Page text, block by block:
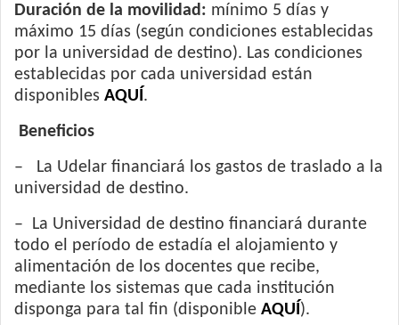
Duración de la movilidad: mínimo 5 días y
máximo 15 días (según condiciones establecidas
por la universidad de destino). Las condiciones
establecidas por cada universidad están
disponibles AQUÍ.
Beneficios
– La Udelar financiará los gastos de traslado a la
universidad de destino.
– La Universidad de destino financiará durante
todo el período de estadía el alojamiento y
alimentación de los docentes que recibe,
mediante los sistemas que cada institución
disponga para tal fin (disponible AQUÍ).